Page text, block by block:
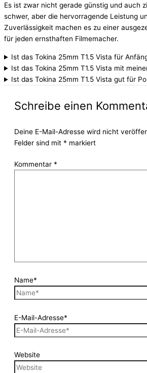
Es ist zwar nicht gerade günstig und auch
schwer, aber die hervorragende Leistung
Zuverlässigkeit machen es zu einer
für jeden ernsthaften Filmemacher.
Ist das Tokina 25mm T1.5 Vista für
Ist das Tokina 25mm T1.5 Vista mit
Ist das Tokina 25mm T1.5 Vista gut für
Schreibe einen
Deine E-Mail-Adresse wird nicht
Felder sind mit * markiert
Kommentar *
Name*
E-Mail-Adresse*
Website